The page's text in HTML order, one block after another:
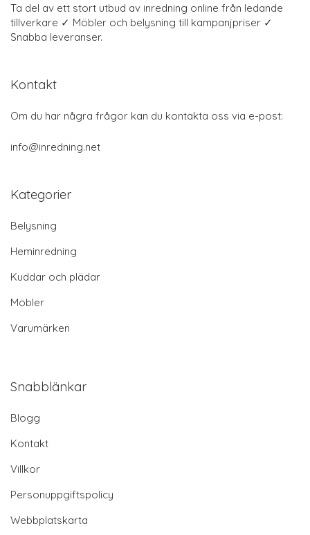
Ta del av ett stort utbud av inredning online från ledande
tillverkare ✓ Möbler och belysning till kampanjpriser ✓
Snabba leveranser.
Kontakt
Om du har några frågor kan du kontakta oss via e-post:
info@inredning.net
Kategorier
Belysning
Heminredning
Kuddar och plädar
Möbler
Varumärken
Snabblänkar
Blogg
Kontakt
Villkor
Personuppgiftspolicy
Webbplatskarta